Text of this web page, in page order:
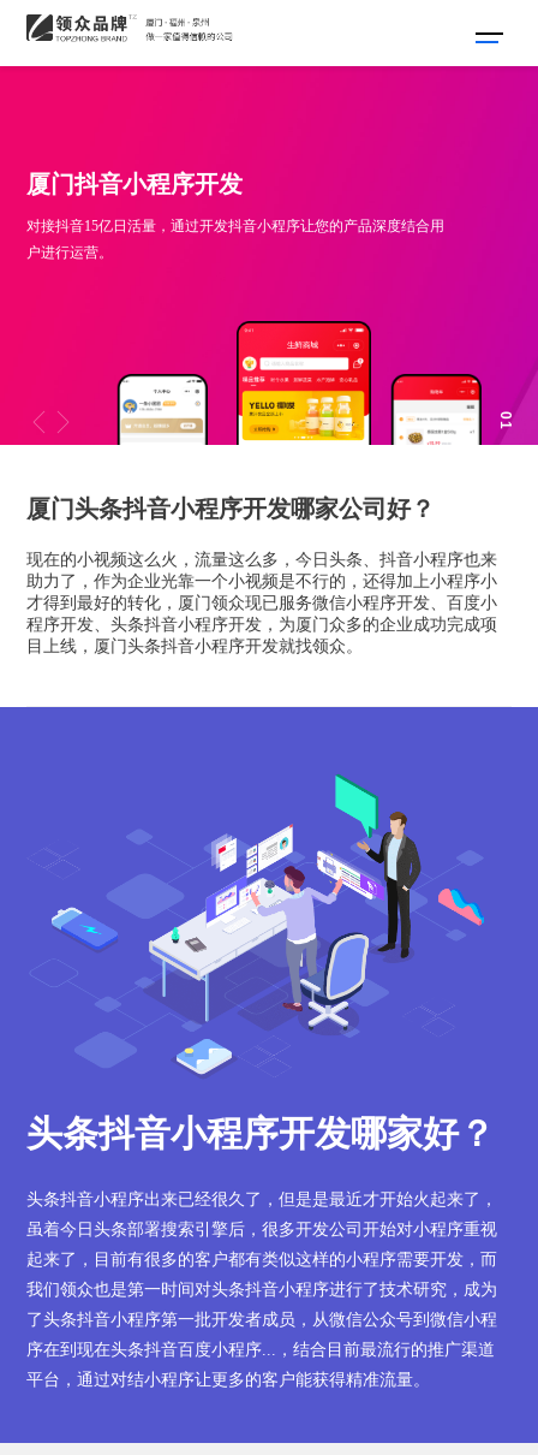
厦门抖音小程序开发
对接抖音15亿日活量，通过开发抖音小程序让您的产品深度结合用
户进行运营。
01
厦门头条抖音小程序开发哪家公司好？
现在的小视频这么火，流量这么多，今日头条、抖音小程序也来
助力了，作为企业光靠一个小视频是不行的，还得加上小程序小
才得到最好的转化，厦门领众现已服务微信小程序开发、百度小
程序开发、头条抖音小程序开发，为厦门众多的企业成功完成项
目上线，厦门头条抖音小程序开发就找领众。
头条抖音小程序开发哪家好？
头条抖音小程序出来已经很久了，但是是最近才开始火起来了，
虽着今日头条部署搜索引擎后，很多开发公司开始对小程序重视
起来了，目前有很多的客户都有类似这样的小程序需要开发，而
我们领众也是第一时间对头条抖音小程序进行了技术研究，成为
了头条抖音小程序第一批开发者成员，从微信公众号到微信小程
序在到现在头条抖音百度小程序...，结合目前最流行的推广渠道
平台，通过对结小程序让更多的客户能获得精准流量。